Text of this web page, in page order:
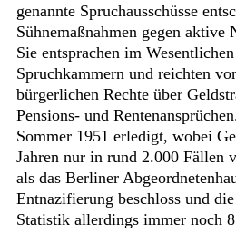
genannte Spruchausschüsse
Sühnemaßnahmen gegen
Sie entsprachen im
Spruchkammern und reichten
bürgerlichen Rechte über
Pensions- und
Sommer 1951 erledigt, wobei
Jahren nur in rund 2.000 Fällen
als das Berliner
Entnazifierung beschloss und
Statistik allerdings immer noch